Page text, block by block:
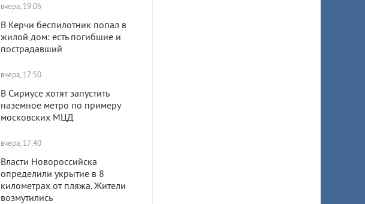
вчера, 19:06
В Керчи беспилотник попал в
жилой дом: есть погибшие и
пострадавший
вчера, 17:50
В Сириусе хотят запустить
наземное метро по примеру
московских МЦД
вчера, 17:40
Власти Новороссийска
определили укрытие в 8
километрах от пляжа. Жители
возмутились